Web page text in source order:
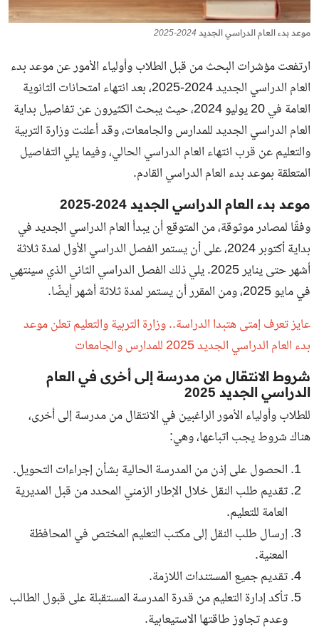
موعد بدء العام الدراسي الجديد 2024-2025
ارتفعت مؤشرات البحث من قبل الطلاب وأولياء الأمور عن موعد بدء
العام الدراسي الجديد 2024-2025، بعد انتهاء امتحانات الثانوية
العامة في 20 يوليو 2024، حيث يبحث الكثيرون عن تفاصيل بداية
العام الدراسي الجديد للمدارس والجامعات، وقد أعلنت وزارة التربية
والتعليم عن قرب انتهاء العام الدراسي الحالي، وفيما يلي التفاصيل
المتعلقة بموعد بدء العام الدراسي القادم.
موعد بدء العام الدراسي الجديد 2024-2025
وفقًا لمصادر موثوقة، من المتوقع أن يبدأ العام الدراسي الجديد في
بداية أكتوبر 2024، على أن يستمر الفصل الدراسي الأول لمدة ثلاثة
أشهر حتى يناير 2025. يلي ذلك الفصل الدراسي الثاني الذي سينتهي
في مايو 2025، ومن المقرر أن يستمر لمدة ثلاثة أشهر أيضًا.
عايز تعرف إمتى هتبدا الدراسة.. وزارة التربية والتعليم تعلن موعد
بدء العام الدراسي الجديد 2025 للمدارس والجامعات
شروط الانتقال من مدرسة إلى أخرى في العام
الدراسي الجديد 2025
للطلاب وأولياء الأمور الراغبين في الانتقال من مدرسة إلى أخرى،
هناك شروط يجب اتباعها، وهي:
الحصول على إذن من المدرسة الحالية بشأن إجراءات التحويل.
تقديم طلب النقل خلال الإطار الزمني المحدد من قبل المديرية
العامة للتعليم.
إرسال طلب النقل إلى مكتب التعليم المختص في المحافظة
المعنية.
تقديم جميع المستندات اللازمة.
تأكد إدارة التعليم من قدرة المدرسة المستقبلة على قبول الطالب
وعدم تجاوز طاقتها الاستيعابية.